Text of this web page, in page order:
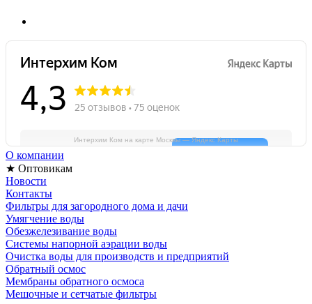
Интерхим Ком на карте Москвы — Яндекс Карты
О компании
★ Оптовикам
Новости
Контакты
Фильтры для загородного дома и дачи
Умягчение воды
Обезжелезивание воды
Системы напорной аэрации воды
Очистка воды для производств и предприятий
Обратный осмос
Мембраны обратного осмоса
Мешочные и сетчатые фильтры